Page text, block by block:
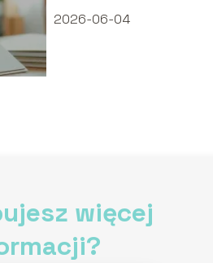
2026-06-04
więcej